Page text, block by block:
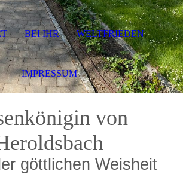
von
göttlichen Weisheit
BEI IHR WELTFRIEDEN
IMPRESSUM